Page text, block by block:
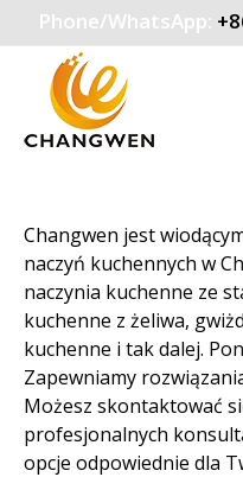
Phone/WhatsApp:
Changwen jest
naczyń kuchennych w
naczynia kuchenne ze
kuchenne z żeliwa,
kuchenne i tak dalej.
Zapewniamy
Możesz skontaktować
profesjonalnych
opcje odpowiednie dla